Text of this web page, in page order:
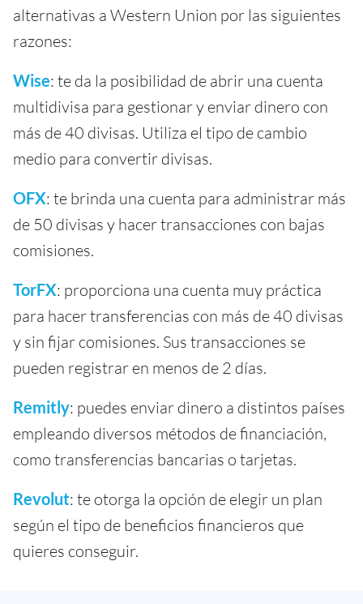
alternativas a Western Union por las siguientes
razones:
Wise: te da la posibilidad de abrir una cuenta
multidivisa para gestionar y enviar dinero con
más de 40 divisas. Utiliza el tipo de cambio
medio para convertir divisas.
OFX: te brinda una cuenta para administrar más
de 50 divisas y hacer transacciones con bajas
comisiones.
TorFX: proporciona una cuenta muy práctica
para hacer transferencias con más de 40 divisas
y sin fijar comisiones. Sus transacciones se
pueden registrar en menos de 2 días.
Remitly: puedes enviar dinero a distintos países
empleando diversos métodos de financiación,
como transferencias bancarias o tarjetas.
Revolut: te otorga la opción de elegir un plan
según el tipo de beneficios financieros que
quieres conseguir.